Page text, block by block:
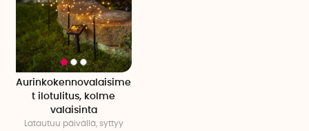
Aurinkokennovalaisime
t ilotulitus, kolme
valaisinta
Latautuu päivällä, syttyy